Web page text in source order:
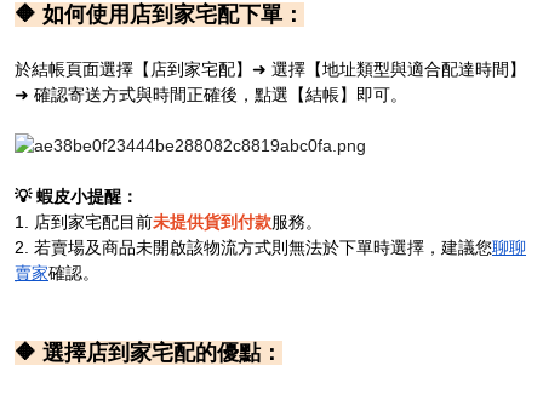
🔶 如何使用店到家宅配下單：
於結帳頁面選擇【店到家宅配】➜ 選擇【地址類型與適合配達時間】
➜ 確認寄送方式與時間正確後，點選【結帳】即可。
💡 蝦皮小提醒：
1. 店到家宅配目前未提供貨到付款服務。
2. 若賣場及商品未開啟該物流方式則無法於下單時選擇，建議您聊聊
賣家確認。
🔶 選擇店到家宅配的優點：